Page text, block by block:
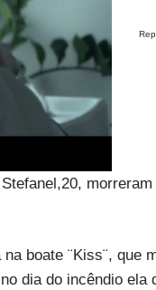
boate ¨Kiss¨, que
dia do incêndio ela